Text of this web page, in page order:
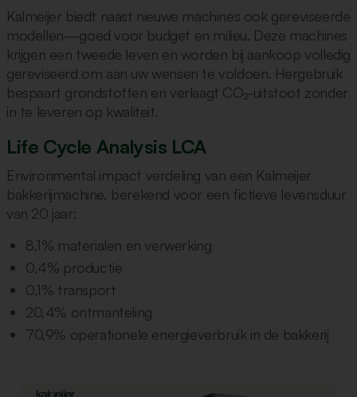
Kalmeijer biedt naast nieuwe machines ook gereviseerde
modellen—goed voor budget en milieu. Deze machines
krijgen een tweede leven en worden bij aankoop volledig
gereviseerd om aan uw wensen te voldoen. Hergebruik
bespaart grondstoffen en verlaagt CO₂-uitstoot zonder
in te leveren op kwaliteit.
Life Cycle Analysis LCA
Environmental impact verdeling van een Kalmeijer
bakkerijmachine, berekend voor een fictieve levensduur
van 20 jaar:
8,1% materialen en verwerking
0,4% productie
0,1% transport
20,4% ontmanteling
70,9% operationele energieverbruik in de bakkerij